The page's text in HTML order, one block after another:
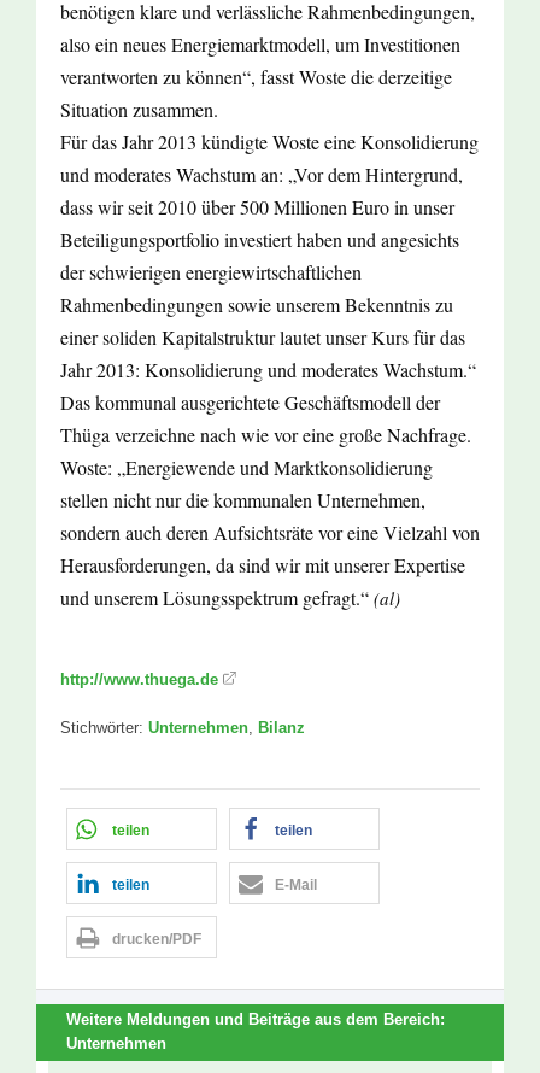
benötigen klare und verlässliche Rahmenbedingungen,
also ein neues Energiemarktmodell, um Investitionen
verantworten zu können“, fasst Woste die derzeitige
Situation zusammen.
Für das Jahr 2013 kündigte Woste eine Konsolidierung
und moderates Wachstum an: „Vor dem Hintergrund,
dass wir seit 2010 über 500 Millionen Euro in unser
Beteiligungsportfolio investiert haben und angesichts
der schwierigen energiewirtschaftlichen
Rahmenbedingungen sowie unserem Bekenntnis zu
einer soliden Kapitalstruktur lautet unser Kurs für das
Jahr 2013: Konsolidierung und moderates Wachstum.“
Das kommunal ausgerichtete Geschäftsmodell der
Thüga verzeichne nach wie vor eine große Nachfrage.
Woste: „Energiewende und Marktkonsolidierung
stellen nicht nur die kommunalen Unternehmen,
sondern auch deren Aufsichtsräte vor eine Vielzahl von
Herausforderungen, da sind wir mit unserer Expertise
und unserem Lösungsspektrum gefragt.“ (al)
http://www.thuega.de
Stichwörter: Unternehmen, Bilanz
teilen teilen
teilen E-Mail
drucken/PDF
Weitere Meldungen und Beiträge aus dem Bereich:
Unternehmen